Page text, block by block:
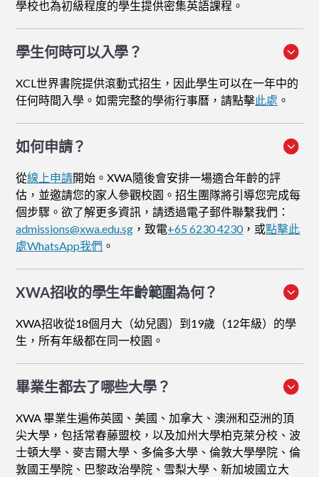
學校也為初級程度的學生提供密集英語課程。
學生何時可以入學？
XCL世界書院提供滾動式招生，因此學生可以在一年中的
任何時間入學。如需完整的學術行事曆，請點擊此處 。
如何申請？
從線上申請開始。XWA隨後會安排一場適合年齡的評
估，並邀請您的家人參觀校園。招生團隊將引導您完成每
個步驟。欲了解更多資訊，請透過電子郵件聯繫我們：
admissions@xwa.edu.sg ，致電+65 6230 4230，或點擊此
處WhatsApp我們 。
XWA招收的學生年齡範圍為何？
XWA招收從18個月大（幼兒園）到19歲（12年級）的學
生，所有年級都在同一校園。
畢業生都去了哪些大學？
XWA 畢業生遍佈英國、美國、加拿大、澳洲和亞洲的頂
尖大學，包括常春藤盟校，以及加州大學柏克萊分校、波
士頓大學、麥吉爾大學、多倫多大學、倫敦大學學院、倫
敦國王學院、巴黎政治學院、雪梨大學、新加坡國立大